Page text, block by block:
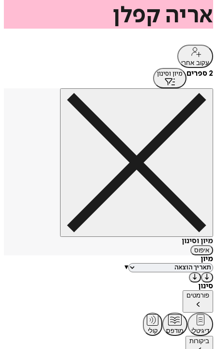
אריה קפלן
עקוב אחרי
2 ספרים מיון וסינון
מיון וסינון
איפוס
מיון
▾
סינון
פורמטים
דיגיטלי מודפס
קולי
ביקורות